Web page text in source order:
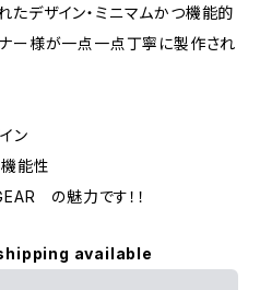
デザイン・ミニマムかつ機能的
ー様が一点一点丁寧に製作され
ン
能性
の魅力です！！
available